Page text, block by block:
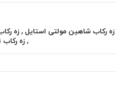
زه رکاب شاهین مولتی استایل ,زه
,زه